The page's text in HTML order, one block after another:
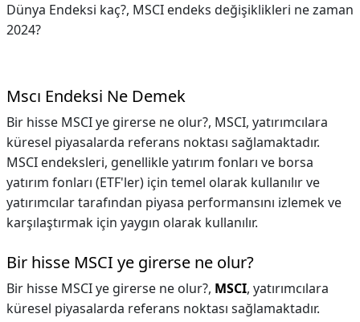
Dünya Endeksi kaç?, MSCI endeks değişiklikleri ne zaman
2024?
Mscı Endeksi Ne Demek
Bir hisse MSCI ye girerse ne olur?, MSCI, yatırımcılara
küresel piyasalarda referans noktası sağlamaktadır.
MSCI endeksleri, genellikle yatırım fonları ve borsa
yatırım fonları (ETF'ler) için temel olarak kullanılır ve
yatırımcılar tarafından piyasa performansını izlemek ve
karşılaştırmak için yaygın olarak kullanılır.
Bir hisse MSCI ye girerse ne olur?
Bir hisse MSCI ye girerse ne olur?, MSCI, yatırımcılara
küresel piyasalarda referans noktası sağlamaktadır.